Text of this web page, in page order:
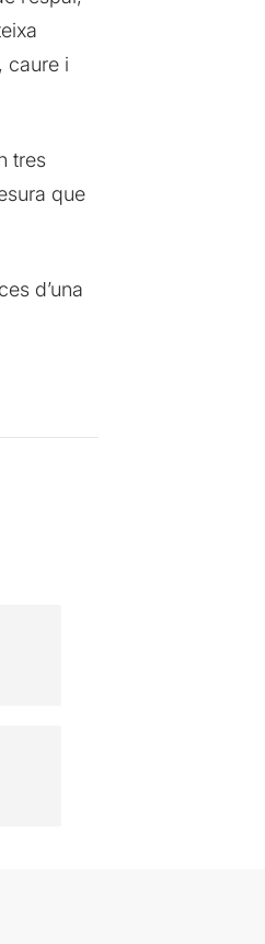
caure i
tres
que
d’una